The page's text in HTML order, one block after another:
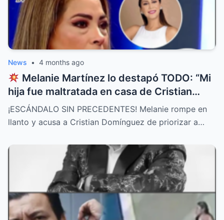
News • 4 months ago
Melanie Martínez lo destapó TODO: “Mi
hija fue maltratada en casa de Cristian
Domínguez y él lo permitió”
¡ESCÁNDALO SIN PRECEDENTES! Melanie rompe en
llanto y acusa a Cristian Domínguez de priorizar a…